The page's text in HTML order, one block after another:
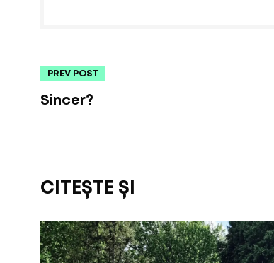
PREV POST
Sincer?
CITEȘTE ȘI